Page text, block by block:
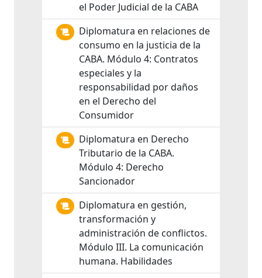
el Poder Judicial de la CABA
Diplomatura en relaciones de
consumo en la justicia de la
CABA. Módulo 4: Contratos
especiales y la
responsabilidad por daños
en el Derecho del
Consumidor
Diplomatura en Derecho
Tributario de la CABA.
Módulo 4: Derecho
Sancionador
Diplomatura en gestión,
transformación y
administración de conflictos.
Módulo III. La comunicación
humana. Habilidades